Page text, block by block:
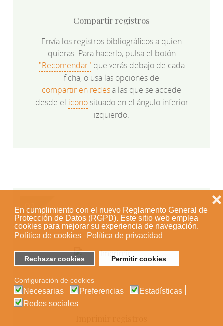
En cumplimiento con el nuevo Reglamento General de
Protección de Datos (RGPD). Este sitio web emplea
cookies para mejorar su experiencia de navegación.
Política de cookies
Política de privacidad
Rechazar cookies Permitir cookies
❌
Configuración de cookies
Necesarias Preferencias
Estadísticas
Redes sociales
Compartir registros
Envía los registros bibliográficos a quien
quieras. Para hacerlo, pulsa el botón
"Recomendar" que verás debajo de cada
ficha, o usa las opciones de
compartir en redesa las que se accede
desde el iconosituado en el ángulo inferior
izquierdo.